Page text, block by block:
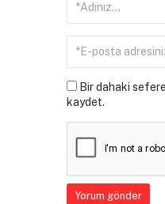
Bir dahaki
kaydet.